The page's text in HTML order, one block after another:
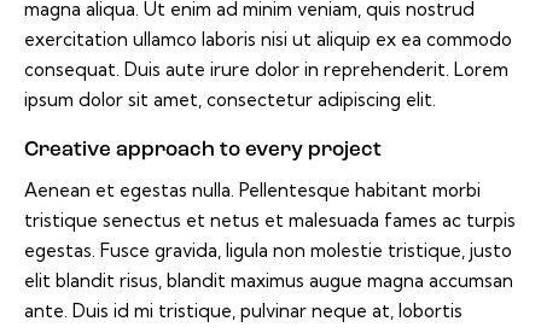
magna aliqua. Ut enim ad minim veniam, quis nostrud
exercitation ullamco laboris nisi ut aliquip ex ea commodo
consequat. Duis aute irure dolor in reprehenderit. Lorem
ipsum dolor sit amet, consectetur adipiscing elit.
Creative approach to every project
Aenean et egestas nulla. Pellentesque habitant morbi
tristique senectus et netus et malesuada fames ac turpis
egestas. Fusce gravida, ligula non molestie tristique, justo
elit blandit risus, blandit maximus augue magna accumsan
ante. Duis id mi tristique, pulvinar neque at, lobortis